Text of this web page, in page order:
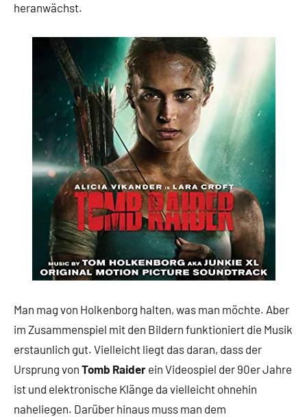
heranwächst.
Man mag von Holkenborg halten, was man möchte. Aber
im Zusammenspiel mit den Bildern funktioniert die Musik
erstaunlich gut. Vielleicht liegt das daran, dass der
Ursprung von Tomb Raider ein Videospiel der 90er Jahre
ist und elektronische Klänge da vielleicht ohnehin
naheliegen. Darüber hinaus muss man dem